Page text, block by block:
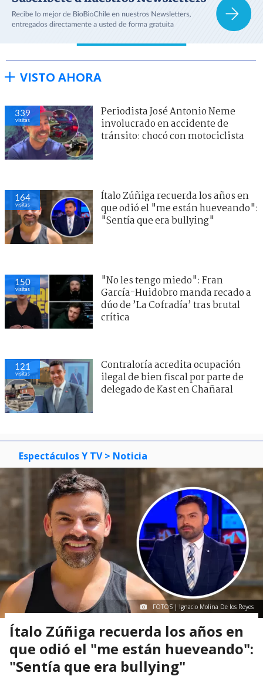
VISTO AHORA
339
visitas
Periodista José Antonio Neme
involucrado en accidente de
tránsito: chocó con motociclista
164
visitas
Ítalo Zúñiga recuerda los años en
que odió el "me están hueveando":
"Sentía que era bullying"
150
visitas
"No les tengo miedo": Fran
García-Huidobro manda recado a
dúo de ’La Cofradía’ tras brutal
crítica
121
visitas
Contraloría acredita ocupación
ilegal de bien fiscal por parte de
delegado de Kast en Chañaral
Espectáculos Y TV > Noticia
FOTOS | Ignacio Molina De los Reyes
Ítalo Zúñiga recuerda los años en
que odió el "me están hueveando":
"Sentía que era bullying"